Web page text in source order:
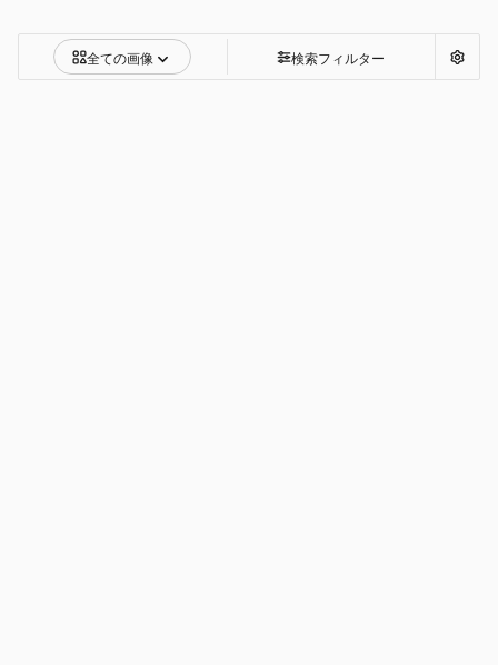
全ての画像 検索フィルター